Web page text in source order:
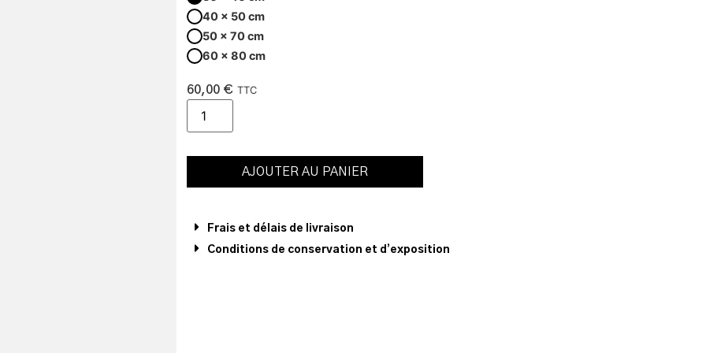
40 x 50 cm
50 x 70 cm
60 x 80 cm
60,00 € TTC
AJOUTER AU PANIER
Frais et délais de livraison
Conditions de conservation et d’exposition